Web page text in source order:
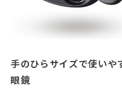
手のひらサイズで使いや
眼鏡